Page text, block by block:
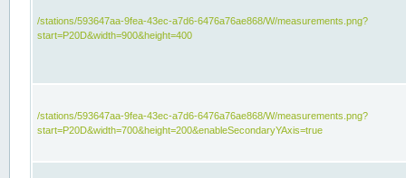
/stations/593647aa-9fea-43ec-a7d6-6476a76ae868/W/measurements.png?
start=P20D&width=900&height=400
/stations/593647aa-9fea-43ec-a7d6-6476a76ae868/W/measurements.png?
start=P20D&width=700&height=200&enableSecondaryYAxis=true